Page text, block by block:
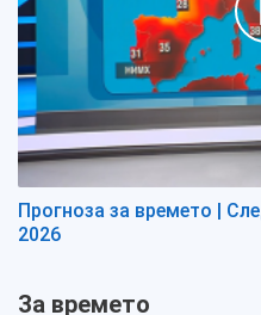
Прогноза за времето |
2026
За времето